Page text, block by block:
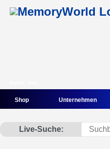
Shop Unternehmen
Live-Suche: